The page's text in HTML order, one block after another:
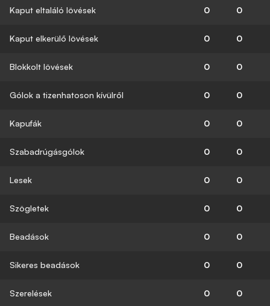
Kaput eltaláló lövések 0 0
Kaput elkerülő lövések 0 0
Blokkolt lövések 0 0
Gólok a tizenhatoson kívülről 0 0
Kapufák 0 0
Szabadrúgásgólok 0 0
Lesek 0 0
Szögletek 0 0
Beadások 0 0
Sikeres beadások 0 0
Szerelések 0 0